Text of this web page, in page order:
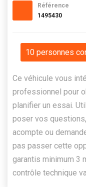
Référence
1495430
10 personnes
Ce véhicule vous
professionnel pour
planifier un essai.
poser vos
acompte ou
pas passer cette
garantis minimum 3
contrôle technique